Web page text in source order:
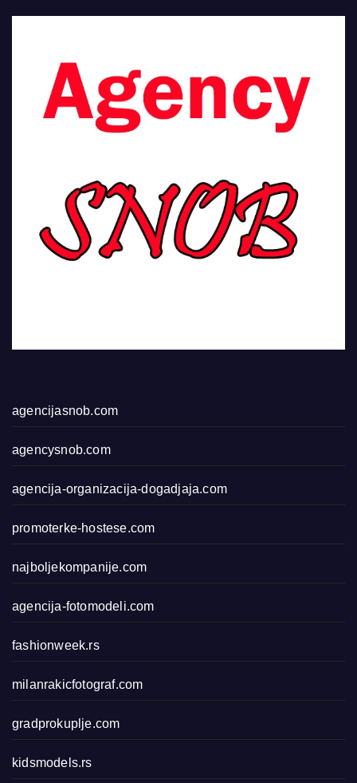
agencijasnob.com
agencysnob.com
agencija-organizacija-dogadjaja.com
promoterke-hostese.com
najboljekompanije.com
agencija-fotomodeli.com
fashionweek.rs
milanrakicfotograf.com
gradprokuplje.com
kidsmodels.rs